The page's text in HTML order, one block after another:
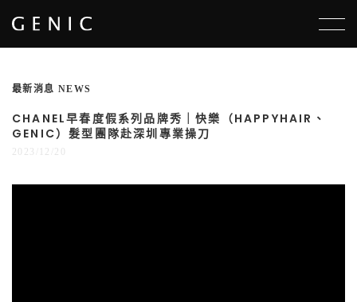
選單
最新消息 NEWS
CHANEL早春度假系列品牌秀｜快樂（HAPPYHAIR、
GENIC）髮型團隊赴深圳專業操刀
2023/12/20